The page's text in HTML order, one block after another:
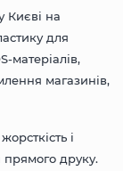
Києві на
для
матеріалів,
магазинів,
і
прямого друку.